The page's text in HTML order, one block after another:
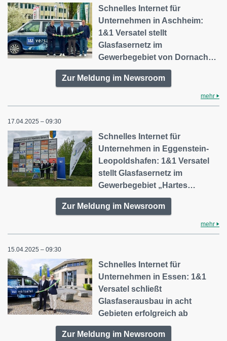
Schnelles Internet für
Unternehmen in Aschheim:
1&1 Versatel stellt
Glasfasernetz im
Gewerbegebiet von Dornach…
Zur Meldung im Newsroom
mehr
17.04.2025 – 09:30
Schnelles Internet für
Unternehmen in Eggenstein-
Leopoldshafen: 1&1 Versatel
stellt Glasfasernetz im
Gewerbegebiet „Hartes…
Zur Meldung im Newsroom
mehr
15.04.2025 – 09:30
Schnelles Internet für
Unternehmen in Essen: 1&1
Versatel schließt
Glasfaserausbau in acht
Gebieten erfolgreich ab
Zur Meldung im Newsroom